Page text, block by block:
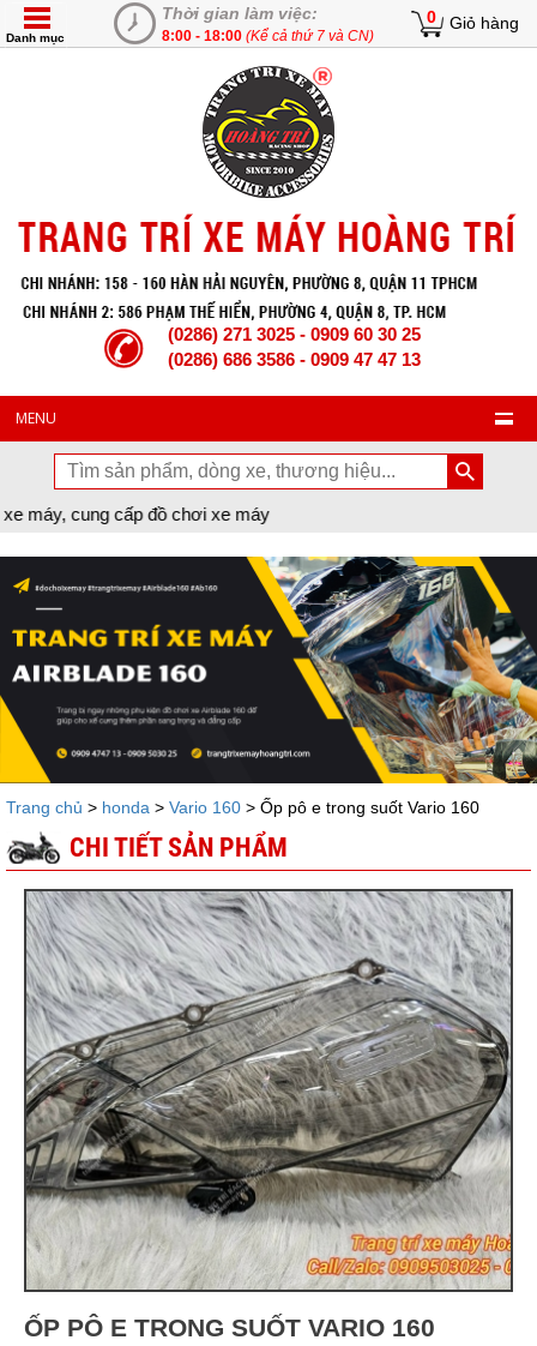
Thời gian làm việc:
8:00 - 18:00 (Kể cả thứ 7 và CN)
0 Giỏ hàng
Danh mục
(0286) 271 3025 - 0909 60 30 25
(0286) 686 3586 - 0909 47 47 13
MENU
đồ chơi xe máy
Trang chủ > honda > Vario 160 > Ốp pô e trong suốt Vario 160
CHI TIẾT SẢN PHẨM
ỐP PÔ E TRONG SUỐT VARIO 160